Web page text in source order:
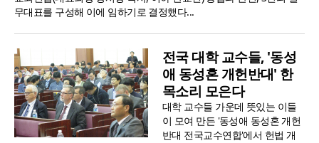
무대표를 구성해 이에 임하기로 결정했다...
전국 대학 교수들, '동성
애 동성혼 개헌반대' 한
목소리 모은다
대학 교수들 가운데 뜻있는 이들
이 모여 만든 '동성애 동성혼 개헌
반대 전국교수연합'에서 헌법 개